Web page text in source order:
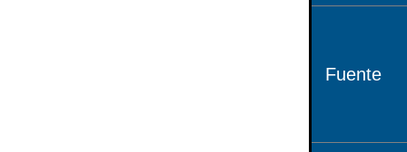
Fuente